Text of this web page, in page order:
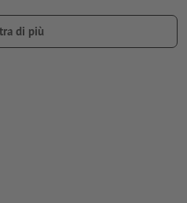
del colore: “Laser”
di più